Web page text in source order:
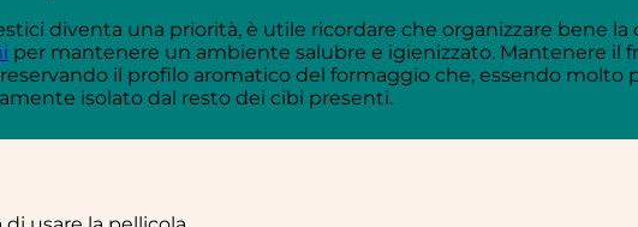
diventa una priorità, è utile ricordare che organizzare bene la
per mantenere un ambiente salubre e igienizzato. Mantenere il
il profilo aromatico del formaggio che, essendo molto
isolato dal resto dei cibi presenti.